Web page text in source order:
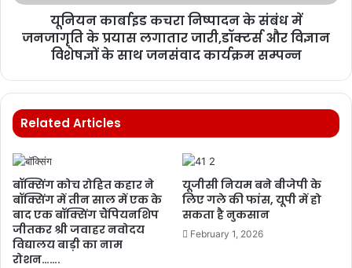
यूनियन कार्बाइड कचरा निष्पादन के संबंध में
जनजागृति के प्रयास लगातार जारी,डॉक्टर्स और विज्ञान
विशेषज्ञों के साथ जनसंवाद कार्यक्रम सम्पन्न
Related Articles
बॉक्सिंग कोच रोहित कहार ने
बॉक्सिंग में तीन साल में एक के
बाद एक बॉक्सिंग चैंपियनशिप
जीतकर श्री जवाहर नवोदय
विद्यालय बाड़ी का नाम
रोशन…….
यूजीसी नियम बने बीजेपी के
लिए गले की फांस, यूपी में हो
सकता है नुकसान
February 1, 2026